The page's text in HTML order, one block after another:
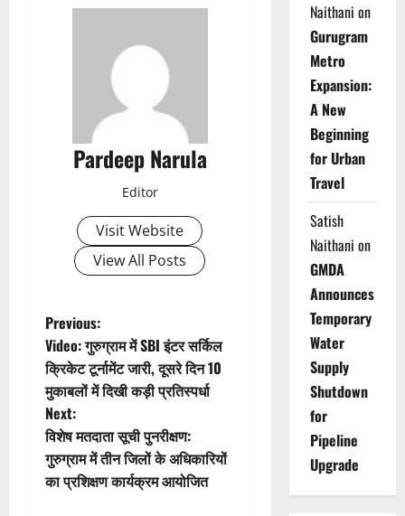
Pardeep Narula
Editor
Visit Website
View All Posts
P
o
s
t
n
Previous:
Video: गुरुग्राम में SBI इंटर सर्किल
क्रिकेट टूर्नामेंट जारी, दूसरे दिन 10
मुकाबलों में दिखी कड़ी प्रतिस्पर्धा
Next:
विशेष मतदाता सूची पुनरीक्षण:
गुरुग्राम में तीन जिलों के अधिकारियों
का प्रशिक्षण कार्यक्रम आयोजित
Naithani on
Gurugram
Metro
Expansion:
A New
Beginning
for Urban
Travel
Satish
Naithani on
GMDA
Announces
Temporary
Water
Supply
Shutdown
for
Pipeline
Upgrade